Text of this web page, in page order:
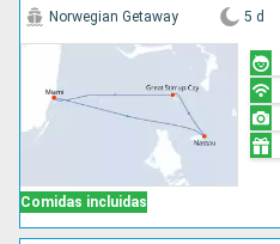
Comidas incluidas
Norwegian Getaway 5 d